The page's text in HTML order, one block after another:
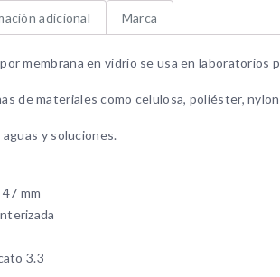
adicional Marca
membrana en vidrio se usa en laboratorios
de materiales como celulosa, poliéster,
y soluciones.
mm
3.3